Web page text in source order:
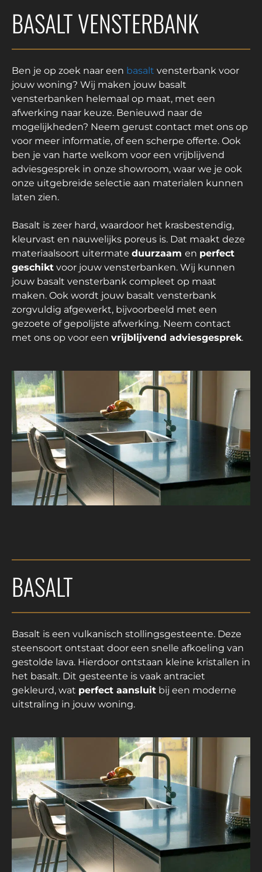
BASALT VENSTERBANK
Ben je op zoek naar een basalt vensterbank voor
jouw woning? Wij maken jouw basalt
vensterbanken helemaal op maat, met een
afwerking naar keuze. Benieuwd naar de
mogelijkheden? Neem gerust contact met ons op
voor meer informatie, of een scherpe offerte. Ook
ben je van harte welkom voor een vrijblijvend
adviesgesprek in onze showroom, waar we je ook
onze uitgebreide selectie aan materialen kunnen
laten zien.
Basalt is zeer hard, waardoor het krasbestendig,
kleurvast en nauwelijks poreus is. Dat maakt deze
materiaalsoort uitermate duurzaam en perfect
geschikt voor jouw vensterbanken. Wij kunnen
jouw basalt vensterbank compleet op maat
maken. Ook wordt jouw basalt vensterbank
zorgvuldig afgewerkt, bijvoorbeeld met een
gezoete of gepolijste afwerking. Neem contact
met ons op voor een vrijblijvend adviesgesprek.
BASALT
Basalt is een vulkanisch stollingsgesteente. Deze
steensoort ontstaat door een snelle afkoeling van
gestolde lava. Hierdoor ontstaan kleine kristallen in
het basalt. Dit gesteente is vaak antraciet
gekleurd, wat perfect aansluit bij een moderne
uitstraling in jouw woning.